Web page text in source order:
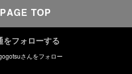
をフォローする